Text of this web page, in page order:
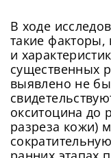
В ходе
такие факторы,
и
существенных
выявлено не
окситоцина до
разреза кожи)